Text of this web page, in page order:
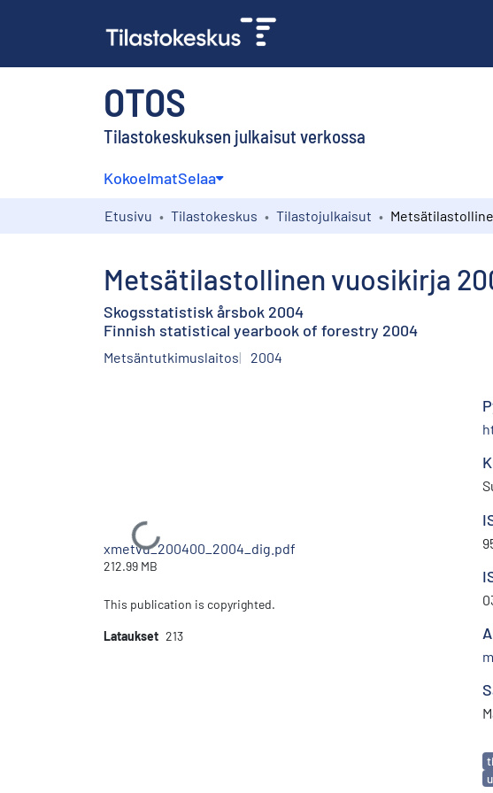
OTOS
Tilastokeskuksen julkaisut verkossa
KokoelmatSelaa
Etusivu Tilastokeskus Tilastojulkaisut
Metsätilastollinen vuosikirja
Skogsstatistisk årsbok 2004
Finnish statistical yearbook of forestry 2004
Metsäntutkimuslaitos 2004
Ladataan...
xmetvu_200400_2004_dig.pdf
212.99 MB
This publication is copyrighted.
Lataukset 213